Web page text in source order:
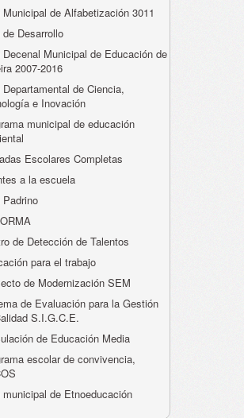
Municipal de Alfabetización 3011
de Desarrollo
Decenal Municipal de Educación de
2007-2016
Departamental de Ciencia,
e Inovación
municipal de educación
Escolares Completas
a la escuela
Padrino
de Detección de Talentos
para el trabajo
de Modernización SEM
de Evaluación para la Gestión
S.I.G.C.E.
de Educación Media
escolar de convivencia,
municipal de Etnoeducación